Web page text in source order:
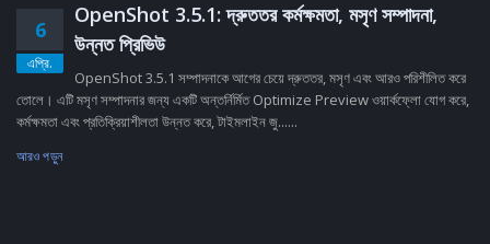
6
এপ্রি.
OpenShot 3.5.1: দ্রুততর কর্মক্ষমতা, মসৃণ সম্পাদনা,
উন্নত প্রিভিউ
OpenShot 3.5.1 সম্পাদনাকে আগের চেয়ে দ্রুততর, মসৃণ এবং আরও পরিশীলিত করে
তোলে। এটি মসৃণ সম্পাদনার জন্য একটি অন্তর্নির্মিত Optimize Preview ওয়ার্কফ্লো যোগ করে,
কর্মক্ষমতা এবং প্রতিক্রিয়াশীলতা উন্নত করে, টাইমলাইন জু......
আরও পড়ুন